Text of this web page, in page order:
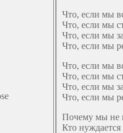
Что, если мы
Что, если мы
Что, если мы
Что, если мы
Что, если мы
Что, если мы
Что, если мы
Что, если мы
Почему мы не
Кто нуждается